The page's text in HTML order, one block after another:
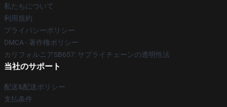
私たちについて
利用規約
プライバシーポリシー
DMCA - 著作権ポリシー
カリフォルニアSB657: サプライチェーンの透明性法
当社のサポート
配送&配送ポリシー
支払条件